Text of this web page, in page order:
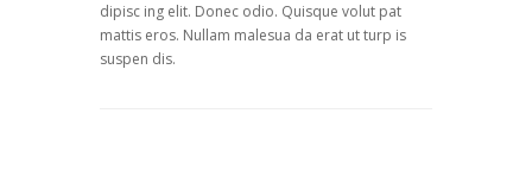
dipisc ing elit. Donec odio. Quisque volut pat
mattis eros. Nullam malesua da erat ut turp is
suspen dis.